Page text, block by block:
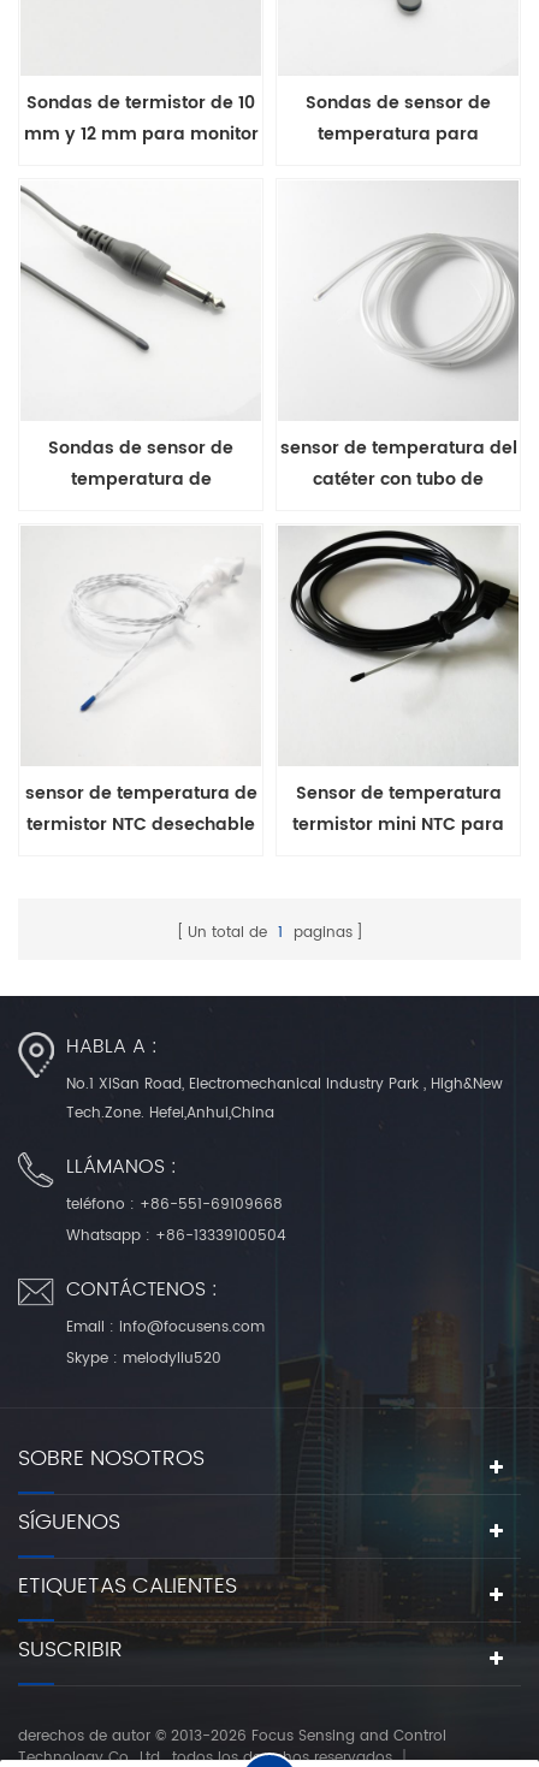
Sondas de termistor de 10
mm y 12 mm para monitor
humano 2 . 252 K ohmios
Sondas de sensor de
temperatura para
Sondas de sensor de
temperatura de
diámetro
sensor de temperatura del
catéter con tubo de
médico
sensor de temperatura de
termistor NTC desechable
Sensor de temperatura
termistor mini NTC para
Un total de 1 paginas
HABLA A :
No.1 XiSan Road, Electromechanical Industry Park , High&New
Tech.Zone. Hefei,Anhui,China
LLÁMANOS :
teléfono : +86-551-69109668
Whatsapp : +86-13339100504
CONTÁCTENOS :
Email : info@focusens.com
Skype : melodyliu520
SOBRE NOSOTROS
SÍGUENOS
ETIQUETAS CALIENTES
SUSCRIBIR
derechos de autor © 2013-2026 Focus Sensing and Control
Technology Co., Ltd.. todos los derechos reservados.